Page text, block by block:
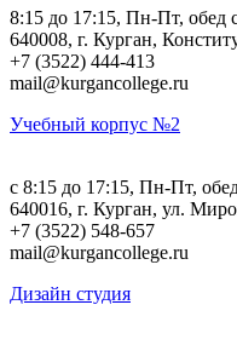
8:15 до 17:15, Пн-Пт, обед
640008, г. Курган,
+7 (3522) 444-413
mail@kurgancollege.ru
Учебный корпус №2
c 8:15 до 17:15, Пн-Пт,
640016, г. Курган, ул.
+7 (3522) 548-657
mail@kurgancollege.ru
Дизайн студия